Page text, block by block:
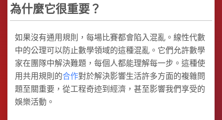
為什麼它很重要？
如果沒有通用規則，每場比賽都會陷入混亂。線性代數
中的公理可以防止數學領域的這種混亂。它們允許數學
家在團隊中解決難題，每個人都能理解每一步。這種使
用共用規則的合作對於解決影響生活許多方面的複雜問
題至關重要，從工程奇迹到經濟，甚至影響我們享受的
娛樂活動。